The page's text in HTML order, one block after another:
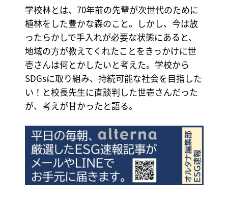
学校林とは、70年前の先輩が次世代のために
植林をした豊かな森のこと。しかし、今は放
ったらかしで手入れが必要な状態にあると、
地域の方が教えてくれたことをきっかけに世
壱さんは何とかしたいと考えた。学校から
SDGsに取り組み、持続可能な社会を目指した
い！と校長先生に直談判した世壱さんだった
が、考えが甘かったと語る。